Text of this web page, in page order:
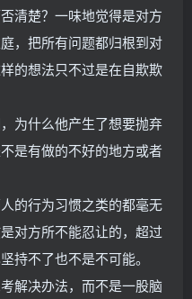
清楚？一味地觉得是对方
，把所有问题都归根到对
的想法只不过是在自欺欺
为什么他产生了想要抛弃
是有做的不好的地方或者
的行为习惯之类的都毫无
对方所不能忍让的，超过
持不了也不是不可能。
解决办法，而不是一股脑